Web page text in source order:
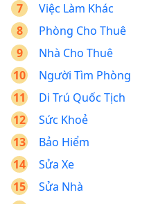
Việc Làm Khác
Phòng Cho Thuê
Nhà Cho Thuê
Người Tìm Phòng
Di Trú Quốc Tịch
Sức Khoẻ
Bảo Hiểm
Sửa Xe
Sửa Nhà